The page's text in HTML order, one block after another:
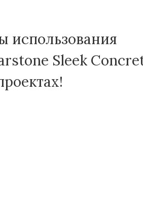
использования
Sleek